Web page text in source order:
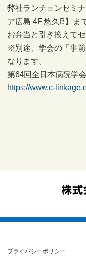
弊社ランチョンセミ
ア広島 4F 悠久B 】ま
お弁当と引き換えて
※別途、学会の「事
なります。
第64回全日本病院学
https://www.c-
プライバシーポリシー